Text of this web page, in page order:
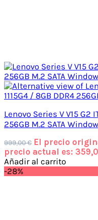
Lenovo Series V V15 G2
256GB M.2 SATA
999,00€ El precio
precio actual es:
Añadir al carrito
-28%